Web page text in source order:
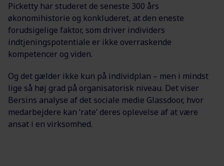
Picketty har studeret de seneste 300 års
økonomihistorie og konkluderet, at den eneste
forudsigelige faktor, som driver individers
indtjeningspotentiale er ikke overraskende
kompetencer og viden.
Og det gælder ikke kun på individplan – men i mindst
lige så høj grad på organisatorisk niveau. Det viser
Bersins analyse af det sociale medie Glassdoor, hvor
medarbejdere kan ’rate’ deres oplevelse af at være
ansat i en virksomhed.